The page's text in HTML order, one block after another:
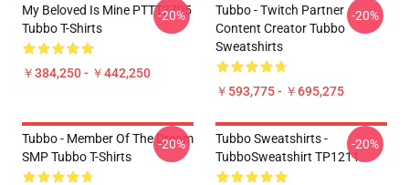
My Beloved Is Mine PTTT2705
Tubbo T-Shirts
￥384,250 - ￥442,250
-20%
Tubbo - Twitch Partner
Content Creator Tubbo
Sweatshirts
￥593,775 - ￥695,275
-20%
Tubbo - Member Of The Dream
SMP Tubbo T-Shirts
-20%
Tubbo Sweatshirts -
TubboSweatshirt TP1211
-20%